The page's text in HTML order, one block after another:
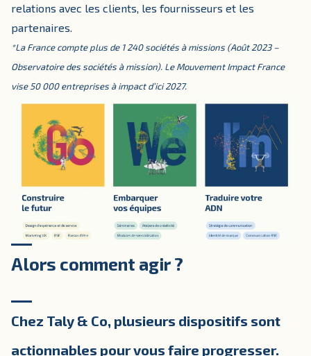
relations avec les clients, les fournisseurs et les
partenaires.
*La France compte plus de 1 240 sociétés à missions (Août 2023 –
Observatoire des sociétés à mission). Le Mouvement Impact France
vise 50 000 entreprises à impact d’ici 2027.
Alors comment agir ?
Chez Taly & Co, plusieurs dispositifs sont
actionnables pour vous faire progresser.